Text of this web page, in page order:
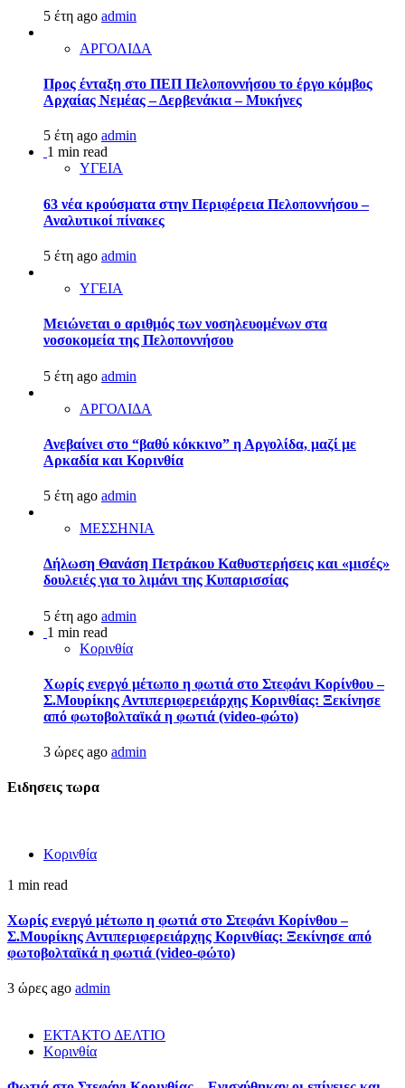
5 έτη ago admin
ΑΡΓΟΛΙΔΑ
Προς ένταξη στο ΠΕΠ Πελοποννήσου το έργο κόμβος
Αρχαίας Νεμέας – Δερβενάκια – Μυκήνες
5 έτη ago admin
1 min read
ΥΓΕΙΑ
63 νέα κρούσματα στην Περιφέρεια Πελοποννήσου –
Αναλυτικοί πίνακες
5 έτη ago admin
ΥΓΕΙΑ
Μειώνεται ο αριθμός των νοσηλευομένων στα
νοσοκομεία της Πελοποννήσου
5 έτη ago admin
ΑΡΓΟΛΙΔΑ
Ανεβαίνει στο “βαθύ κόκκινο” η Αργολίδα, μαζί με
Αρκαδία και Κορινθία
5 έτη ago admin
ΜΕΣΣΗΝΙΑ
Δήλωση Θανάση Πετράκου Καθυστερήσεις και «μισές»
δουλειές για το λιμάνι της Κυπαρισσίας
5 έτη ago admin
1 min read
Κορινθία
Χωρίς ενεργό μέτωπο η φωτιά στο Στεφάνι Κορίνθου –
Σ.Μουρίκης Αντιπεριφερειάρχης Κορινθίας: Ξεκίνησε
από φωτοβολταϊκά η φωτιά (video-φώτο)
3 ώρες ago admin
Ειδησεις τωρα
Κορινθία
1 min read
Χωρίς ενεργό μέτωπο η φωτιά στο Στεφάνι Κορίνθου –
Σ.Μουρίκης Αντιπεριφερειάρχης Κορινθίας: Ξεκίνησε από
φωτοβολταϊκά η φωτιά (video-φώτο)
3 ώρες ago admin
ΕΚΤΑΚΤΟ ΔΕΛΤΙΟ
Κορινθία